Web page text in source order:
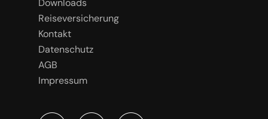
Downloads
Reiseversicherung
Kontakt
Datenschutz
AGB
Impressum